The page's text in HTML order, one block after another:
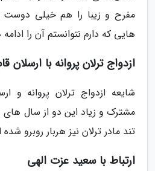
مفرح و زیبا را هم خیلی دوست
هایی که دارم نتوانستم آن را
ازدواج ترلان پروانه با ارسلان
شایعه ازدواج ترلان پروانه و
مشترک و زیاد این دو از سال های
تند مادر ترلان نیز هربار روبرو
ارتباط با سعید عزت الهی